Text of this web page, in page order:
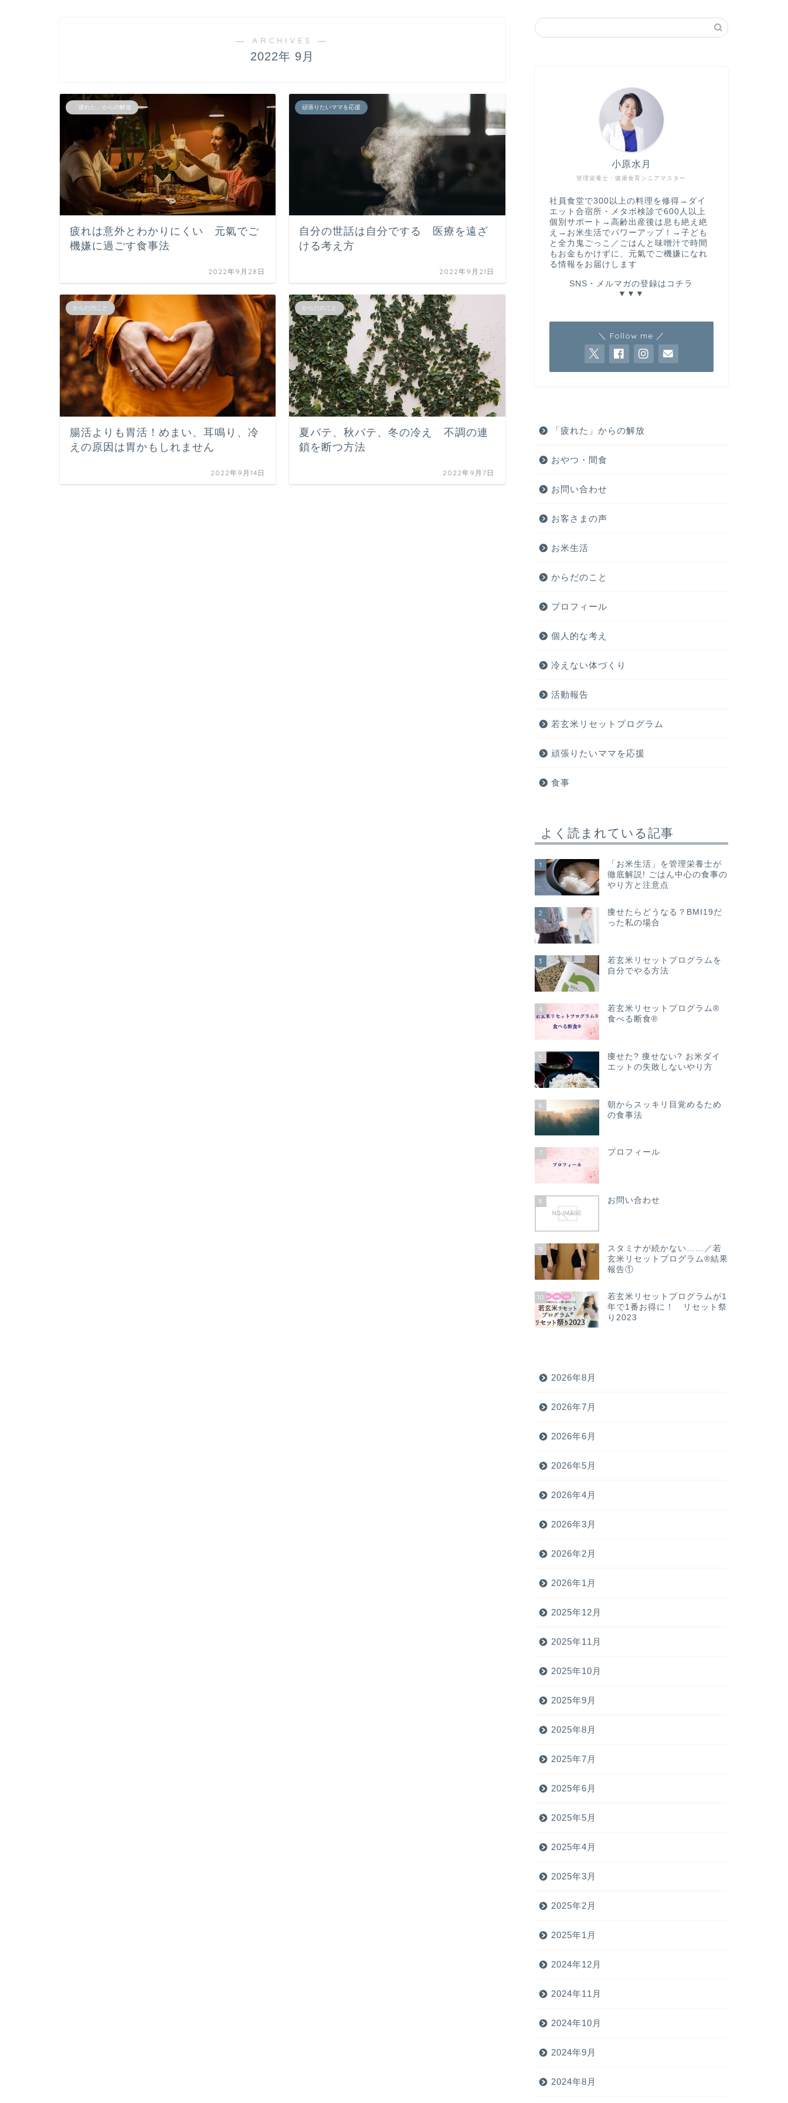
― ARCHIVES ―
2022年 9月
「疲れた」からの解放
疲れは意外とわかりにくい 元氣でご
機嫌に過ごす食事法
2022年9月28日
頑張りたいママを応援
自分の世話は自分でする 医療を遠ざ
ける考え方
2022年9月21日
からだのこと
腸活よりも胃活！めまい、耳鳴り、冷
えの原因は胃かもしれません
2022年9月14日
からだのこと
夏バテ、秋バテ、冬の冷え 不調の連
鎖を断つ方法
2022年9月7日
管理栄養士・健康食育シニアマスター
小原水月
社員食堂で300以上の料理を修得→ダイ
エット合宿所・メタボ検診で600人以上
個別サポート→高齢出産後は息も絶え絶
え→お米生活でパワーアップ！→子ども
と全力鬼ごっこ／ごはんと味噌汁で時間
もお金もかけずに、元氣でご機嫌になれ
る情報をお届けします
SNS・メルマガの登録はコチラ
▼▼▼
＼ Follow me ／
「疲れた」からの解放
おやつ・間食
お問い合わせ
お客さまの声
お米生活
からだのこと
プロフィール
個人的な考え
冷えない体づくり
活動報告
若玄米リセットプログラム
頑張りたいママを応援
食事
よく読まれている記事
1
「お米生活」を管理栄養士が
徹底解説! ごはん中心の食事の
やり方と注意点
2
痩せたらどうなる？BMI19だ
った私の場合
3
若玄米リセットプログラムを
自分でやる方法
4
若玄米リセットプログラム®
食べる断食®
5
痩せた? 痩せない? お米ダイ
エットの失敗しないやり方
6
朝からスッキリ目覚めるため
の食事法
7 プロフィール
8 お問い合わせ
9
スタミナが続かない……／若
玄米リセットプログラム®結果
報告①
10
若玄米リセットプログラムが1
年で1番お得に！ リセット祭
り2023
2026年8月
2026年7月
2026年6月
2026年5月
2026年4月
2026年3月
2026年2月
2026年1月
2025年12月
2025年11月
2025年10月
2025年9月
2025年8月
2025年7月
2025年6月
2025年5月
2025年4月
2025年3月
2025年2月
2025年1月
2024年12月
2024年11月
2024年10月
2024年9月
2024年8月